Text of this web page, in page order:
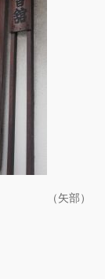
（矢部）